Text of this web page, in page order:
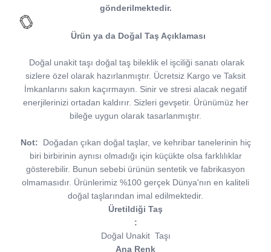
gönderilmektedir.
Ürün ya da Doğal Taş Açıklaması
Doğal unakit taşı doğal taş bileklik el işciliği sanatı olarak
sizlere özel olarak hazırlanmıştır. Ücretsiz Kargo ve Taksit
İmkanlarını sakın kaçırmayın. Sinir ve stresi alacak negatif
enerjilerinizi ortadan kaldırır. Sizleri gevşetir. Ürünümüz her
bileğe uygun olarak tasarlanmıştır.
Not:
Doğadan çıkan doğal taşlar, ve kehribar tanelerinin hiç
biri birbirinin aynısı olmadığı için küçükte olsa farklılıklar
gösterebilir. Bunun sebebi ürünün sentetik ve fabrikasyon
olmamasıdır. Ürünlerimiz %100 gerçek Dünya'nın en kaliteli
doğal taşlarından imal edilmektedir.
Üretildiği Taş
:
Doğal Unakit Taşı
Ana Renk